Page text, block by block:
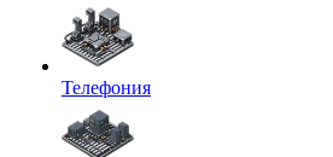
Телефония